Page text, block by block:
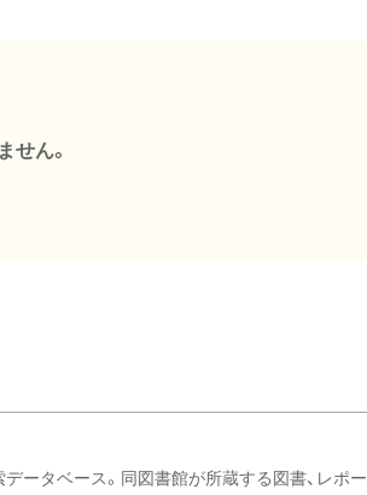
せん。
ータベース。同図書館が所蔵する図書、レポー